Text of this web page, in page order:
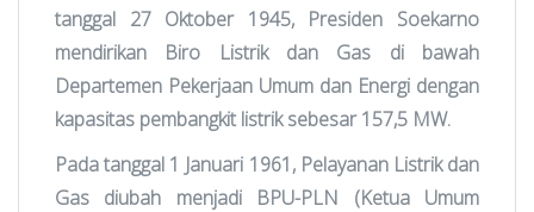
tanggal 27 Oktober 1945, Presiden Soekarno
mendirikan Biro Listrik dan Gas di bawah
Departemen Pekerjaan Umum dan Energi dengan
kapasitas pembangkit listrik sebesar 157,5 MW.
Pada tanggal 1 Januari 1961, Pelayanan Listrik dan
Gas diubah menjadi BPU-PLN (Ketua Umum